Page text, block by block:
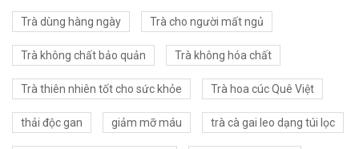
Trà dùng hàng ngày Trà cho người mất ngủ
Trà không chất bảo quản Trà không hóa chất
Trà thiên nhiên tốt cho sức khỏe Trà hoa cúc Quê Việt
thải độc gan giảm mỡ máu trà cà gai leo dạng túi lọc